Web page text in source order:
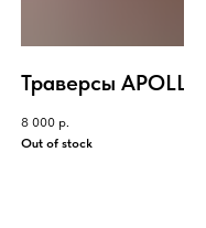
Траверсы
8 000 р.
Out of stock